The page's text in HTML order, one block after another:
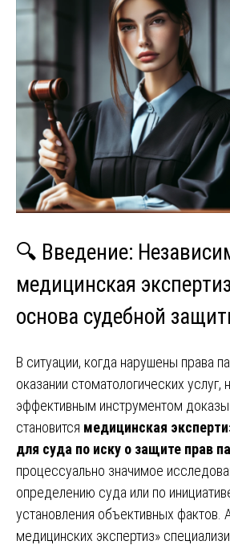
🔍 Введение:
медицинская
основа судебной
В ситуации, когда нарушены права
оказании стоматологических услуг,
эффективным инструментом
становится медицинская
для суда по иску о защите прав
процессуально значимое
определению суда или по
установления объективных фактов.
медицинских экспертиз»